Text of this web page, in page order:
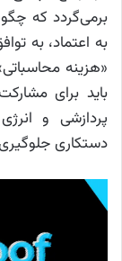
برمی‌گردد که
به اعتماد، به
«هزینه
باید برای
پردازشی و
دستکاری